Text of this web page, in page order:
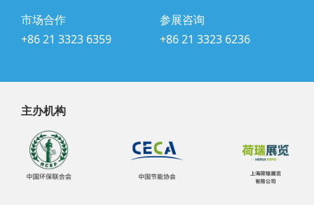
市场合作
+86 21 3323 6359
参展咨询
+86 21 3323 6236
主办机构